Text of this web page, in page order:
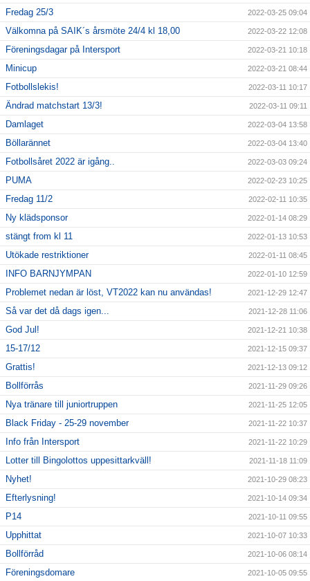
Fredag 25/3 2022-03-25 09:04
Välkomna på SAIK´s årsmöte 24/4 kl 18,00 2022-03-22 12:08
Föreningsdagar på Intersport 2022-03-21 10:18
Minicup 2022-03-21 08:44
Fotbollslekis! 2022-03-11 10:17
Ändrad matchstart 13/3! 2022-03-11 09:11
Damlaget 2022-03-04 13:58
Böllarännet 2022-03-04 13:40
Fotbollsåret 2022 är igång.. 2022-03-03 09:24
PUMA 2022-02-23 10:25
Fredag 11/2 2022-02-11 10:35
Ny klädsponsor 2022-01-14 08:29
stängt from kl 11 2022-01-13 10:53
Utökade restriktioner 2022-01-11 08:45
INFO BARNJYMPAN 2022-01-10 12:59
Problemet nedan är löst, VT2022 kan nu användas! 2021-12-29 12:47
Så var det då dags igen... 2021-12-28 11:06
God Jul! 2021-12-21 10:38
15-17/12 2021-12-15 09:37
Grattis! 2021-12-13 09:12
Bollförrås 2021-11-29 09:26
Nya tränare till juniortruppen 2021-11-25 12:05
Black Friday - 25-29 november 2021-11-22 10:37
Info från Intersport 2021-11-22 10:29
Lotter till Bingolottos uppesittarkväll! 2021-11-18 11:09
Nyhet! 2021-10-29 08:23
Efterlysning! 2021-10-14 09:34
P14 2021-10-11 09:55
Upphittat 2021-10-07 10:33
Bollförråd 2021-10-06 08:14
Föreningsdomare 2021-10-05 09:55